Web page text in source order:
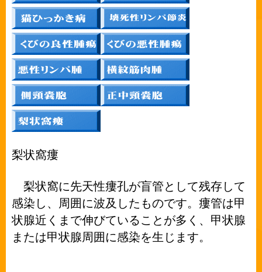
梨状窩瘻
梨状窩に先天性瘻孔が盲管として残存して
感染し、周囲に波及したものです。瘻管は甲
状腺近くまで伸びていることが多く、甲状腺
または甲状腺周囲に感染を生じます。